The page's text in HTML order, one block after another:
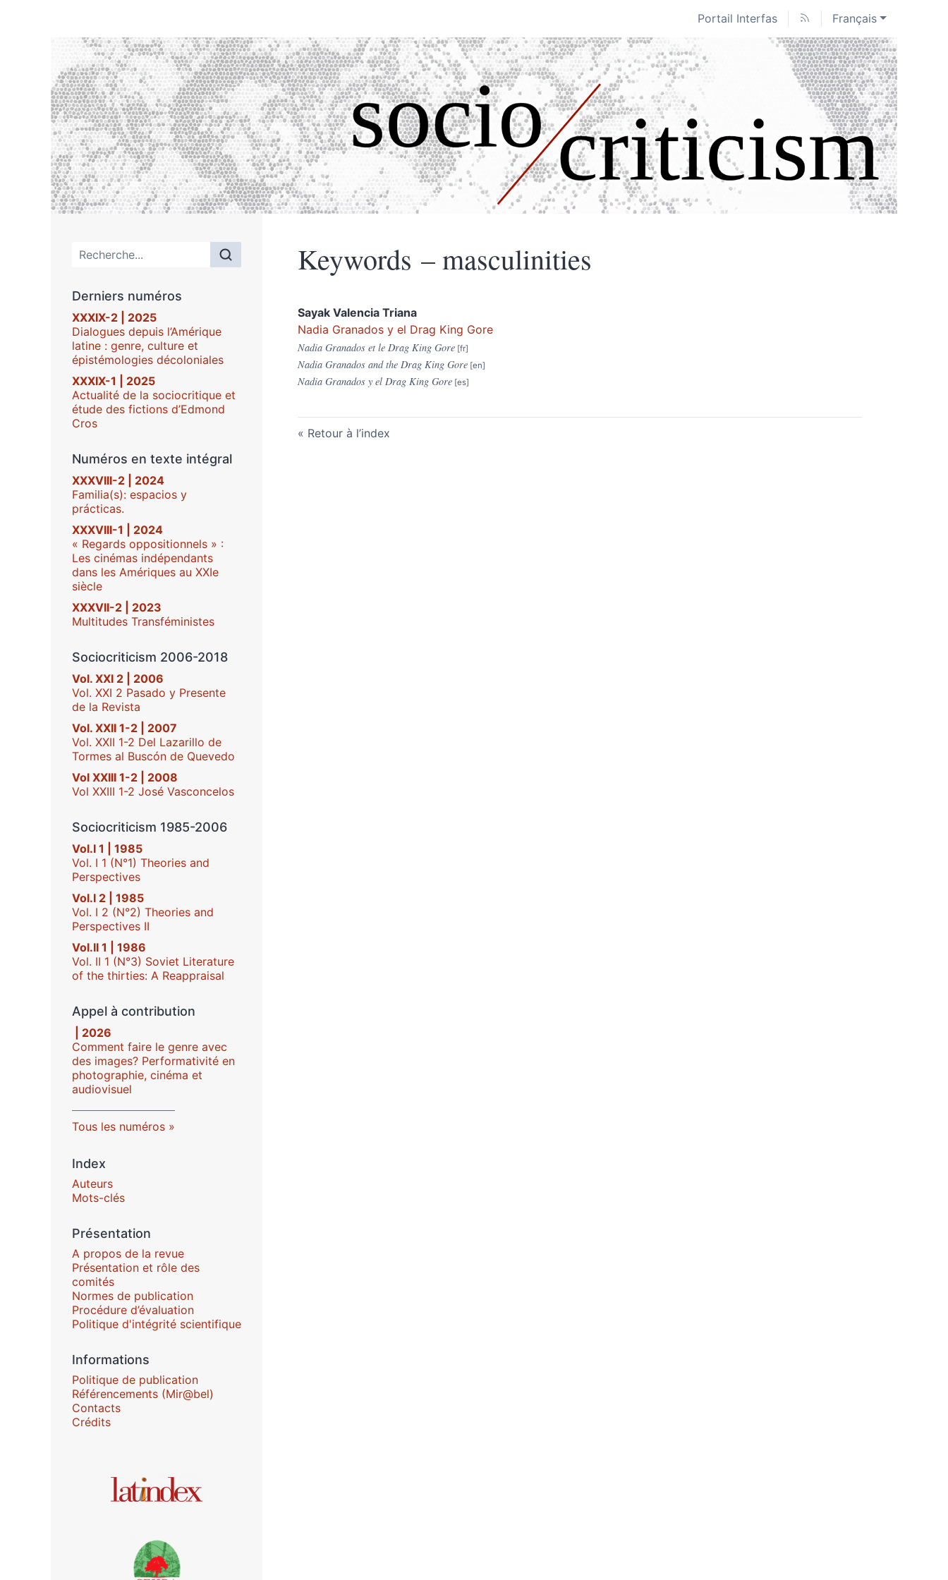
Portail Interfas Français
Menu principal
Derniers numéros
XXXIX-2 | 2025
Dialogues depuis l’Amérique
latine : genre, culture et
épistémologies décoloniales
XXXIX-1 | 2025
Actualité de la sociocritique et
étude des fictions d’Edmond
Cros
Numéros en texte intégral
XXXVIII-2 | 2024
Familia(s): espacios y
prácticas.
XXXVIII-1 | 2024
« Regards oppositionnels » :
Les cinémas indépendants
dans les Amériques au XXIe
siècle
XXXVII-2 | 2023
Multitudes Transféministes
Sociocriticism 2006-2018
Vol. XXI 2 | 2006
Vol. XXI 2 Pasado y Presente
de la Revista
Vol. XXII 1-2 | 2007
Vol. XXII 1-2 Del Lazarillo de
Tormes al Buscón de Quevedo
Vol XXIII 1-2 | 2008
Vol XXIII 1-2 José Vasconcelos
Sociocriticism 1985-2006
Vol.I 1 | 1985
Vol. I 1 (N°1) Theories and
Perspectives
Vol.I 2 | 1985
Vol. I 2 (N°2) Theories and
Perspectives II
Vol.II 1 | 1986
Vol. II 1 (N°3) Soviet Literature
of the thirties: A Reappraisal
Appel à contribution
| 2026
Comment faire le genre avec
des images? Performativité en
photographie, cinéma et
audiovisuel
Tous les numéros
Index
Auteurs
Mots-clés
Présentation
A propos de la revue
Présentation et rôle des
comités
Normes de publication
Procédure d’évaluation
Politique d'intégrité scientifique
Informations
Politique de publication
Référencements (Mir@bel)
Contacts
Crédits
Affiliations/partenaires
Keywords – masculinities
Sayak Valencia Triana
Nadia Granados y el Drag King Gore
Nadia Granados et le Drag King Gore
Nadia Granados and the Drag King Gore
Nadia Granados y el Drag King Gore
Retour à l’index